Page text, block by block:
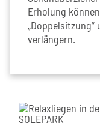
Erholung
verlängern.